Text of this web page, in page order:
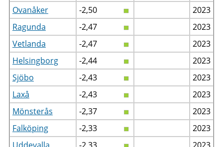
Ovanåker
-2,50
2023
Ragunda
-2,47
2023
Vetlanda
-2,47
2023
Helsingborg
-2,44
2023
Sjöbo
-2,43
2023
Laxå
-2,43
2023
Mönsterås
-2,37
2023
Falköping
-2,33
2023